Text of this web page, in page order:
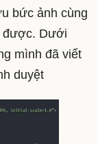
bức ảnh cùng
được. Dưới
mình đã viết
duyệt